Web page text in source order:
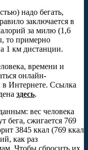
надо бегать,
заключается в
за милю (1,6
то примерно
1 км дистанции.
времени и
онлайн-
в Интернете. Ссылка
здесь.
вес человека
бега, сжигается 769
3845 ккал (769 ккал
как раз